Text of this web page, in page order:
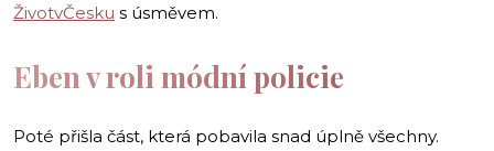
ŽivotvČesku s úsměvem.
Eben v roli módní policie
Poté přišla část, která pobavila snad úplně všechny.